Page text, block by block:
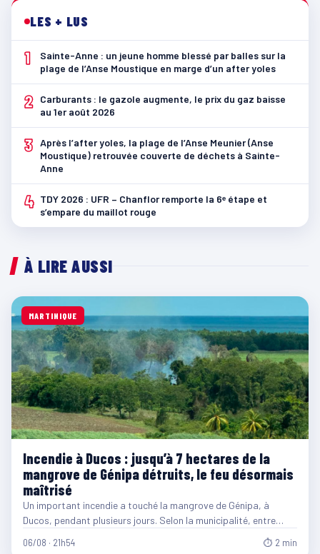
LES + LUS
1
Sainte-Anne : un jeune homme blessé par balles sur la
plage de l’Anse Moustique en marge d’un after yoles
2
Carburants : le gazole augmente, le prix du gaz baisse
au 1er août 2026
3 Après l’after yoles, la plage de l’Anse Meunier (Anse
Moustique) retrouvée couverte de déchets à Sainte-
Anne
4 TDY 2026 : UFR – Chanflor remporte la 6ᵉ étape et
s’empare du maillot rouge
À LIRE AUSSI
MARTINIQUE
Incendie à Ducos : jusqu’à 7 hectares de la
mangrove de Génipa détruits, le feu désormais
maîtrisé
Un important incendie a touché la mangrove de Génipa, à
Ducos, pendant plusieurs jours. Selon la municipalité, entre…
06/08 · 21h54 ⏱ 2 min